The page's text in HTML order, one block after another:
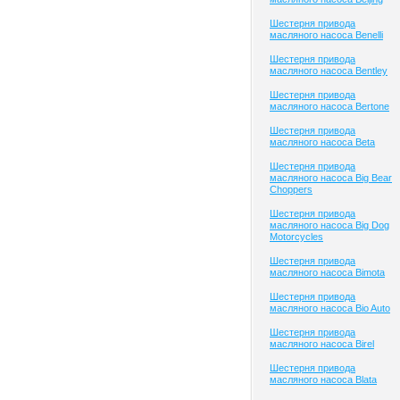
Шестерня привода
масляного насоса Benelli
Шестерня привода
масляного насоса Bentley
Шестерня привода
масляного насоса Bertone
Шестерня привода
масляного насоса Beta
Шестерня привода
масляного насоса Big Bear
Choppers
Шестерня привода
масляного насоса Big Dog
Motorcycles
Шестерня привода
масляного насоса Bimota
Шестерня привода
масляного насоса Bio Auto
Шестерня привода
масляного насоса Birel
Шестерня привода
масляного насоса Blata